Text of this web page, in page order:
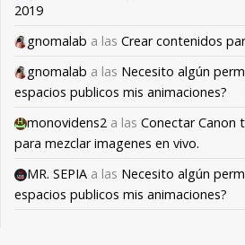
2019
gnomalab a las Crear contenidos
gnomalab a las Necesito algún
espacios publicos mis animaciones?
monovidens2 a las Conectar Canon
para mezclar imagenes en vivo.
MR. SEPIA a las Necesito algún
espacios publicos mis animaciones?